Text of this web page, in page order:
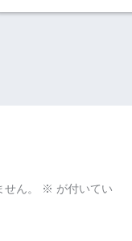
ん。 ※ が付いてい